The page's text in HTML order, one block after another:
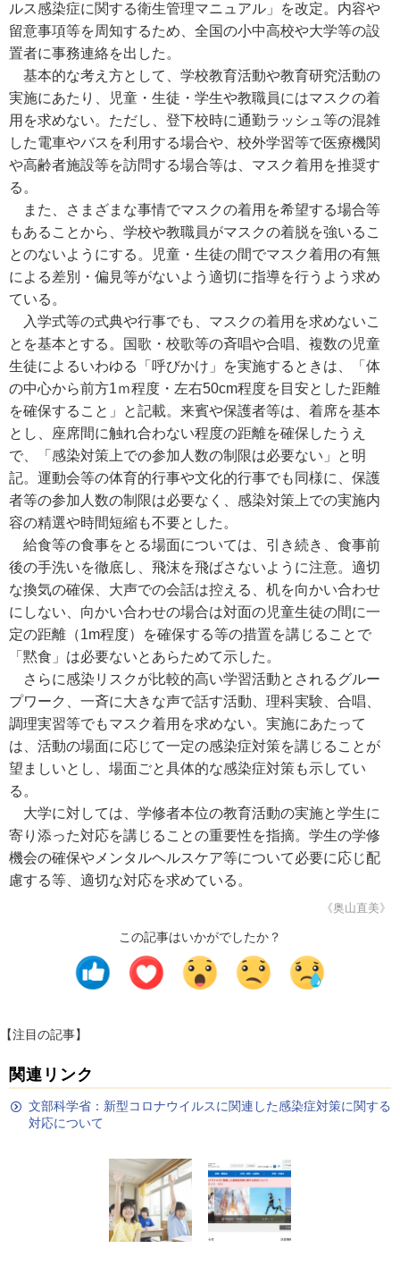
ルス感染症に関する衛生管理マニュアル」を改定。内容や
留意事項等を周知するため、全国の小中高校や大学等の設
置者に事務連絡を出した。
基本的な考え方として、学校教育活動や教育研究活動の
実施にあたり、児童・生徒・学生や教職員にはマスクの着
用を求めない。ただし、登下校時に通勤ラッシュ等の混雑
した電車やバスを利用する場合や、校外学習等で医療機関
や高齢者施設等を訪問する場合等は、マスク着用を推奨す
る。
また、さまざまな事情でマスクの着用を希望する場合等
もあることから、学校や教職員がマスクの着脱を強いるこ
とのないようにする。児童・生徒の間でマスク着用の有無
による差別・偏見等がないよう適切に指導を行うよう求め
ている。
入学式等の式典や行事でも、マスクの着用を求めないこ
とを基本とする。国歌・校歌等の斉唱や合唱、複数の児童
生徒によるいわゆる「呼びかけ」を実施するときは、「体
の中心から前方1ｍ程度・左右50cm程度を目安とした距離
を確保すること」と記載。来賓や保護者等は、着席を基本
とし、座席間に触れ合わない程度の距離を確保したうえ
で、「感染対策上での参加人数の制限は必要ない」と明
記。運動会等の体育的行事や文化的行事でも同様に、保護
者等の参加人数の制限は必要なく、感染対策上での実施内
容の精選や時間短縮も不要とした。
給食等の食事をとる場面については、引き続き、食事前
後の手洗いを徹底し、飛沫を飛ばさないように注意。適切
な換気の確保、大声での会話は控える、机を向かい合わせ
にしない、向かい合わせの場合は対面の児童生徒の間に一
定の距離（1m程度）を確保する等の措置を講じることで
「黙食」は必要ないとあらためて示した。
さらに感染リスクが比較的高い学習活動とされるグルー
プワーク、一斉に大きな声で話す活動、理科実験、合唱、
調理実習等でもマスク着用を求めない。実施にあたって
は、活動の場面に応じて一定の感染症対策を講じることが
望ましいとし、場面ごと具体的な感染症対策も示してい
る。
大学に対しては、学修者本位の教育活動の実施と学生に
寄り添った対応を講じることの重要性を指摘。学生の学修
機会の確保やメンタルヘルスケア等について必要に応じ配
慮する等、適切な対応を求めている。
《奥山直美》
この記事はいかがでしたか？
【注目の記事】
関連リンク
文部科学省：新型コロナウイルスに関連した感染症対策に関する
対応について